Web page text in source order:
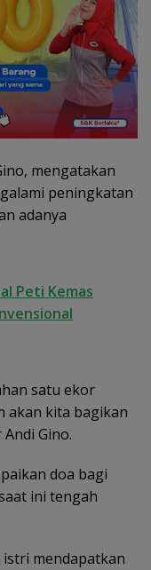
mengatakan
peningkatan
adanya
Peti Kemas
satu ekor
akan kita bagikan
Gino.
doa bagi
ini tengah
istri mendapatkan